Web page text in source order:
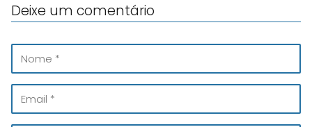
Deixe um comentário